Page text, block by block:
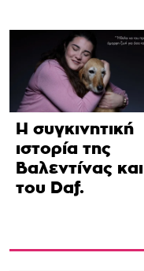
Η συγκινητική
ιστορία της
Βαλεντίνας και
του Daf.